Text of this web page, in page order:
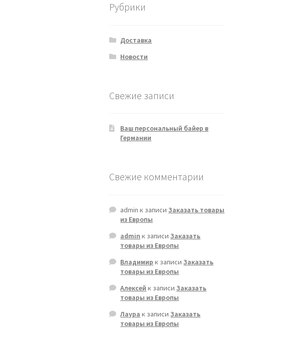
Рубрики
Доставка
Новости
Свежие записи
Ваш персональный байер в
Германии
Свежие комментарии
admin к записиЗаказать товары
из Европы
admin к записиЗаказать
товары из Европы
Владимир к записиЗаказать
товары из Европы
Алексей к записиЗаказать
товары из Европы
Лаура к записиЗаказать
товары из Европы